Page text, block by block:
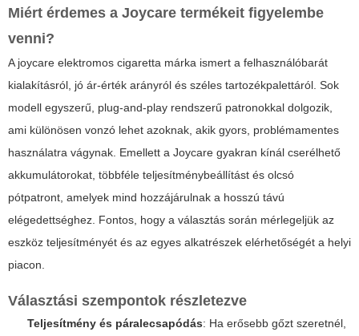
Miért érdemes a Joycare termékeit figyelembe
venni?
Ajoycare elektromos cigaretta márka ismert a felhasználóbarát
kialakításról, jó ár-érték arányról és széles tartozékpalettáról. Sok
modell egyszerű, plug-and-play rendszerű patronokkal dolgozik,
ami különösen vonzó lehet azoknak, akik gyors, problémamentes
használatra vágynak. Emellett a Joycare gyakran kínál cserélhető
akkumulátorokat, többféle teljesítménybeállítást és olcsó
pótpatront, amelyek mind hozzájárulnak a hosszú távú
elégedettséghez. Fontos, hogy a választás során mérlegeljük az
eszköz teljesítményét és az egyes alkatrészek elérhetőségét a helyi
piacon.
Választási szempontok részletezve
Teljesítmény és páralecsapódás: Ha erősebb gőzt szeretnél,